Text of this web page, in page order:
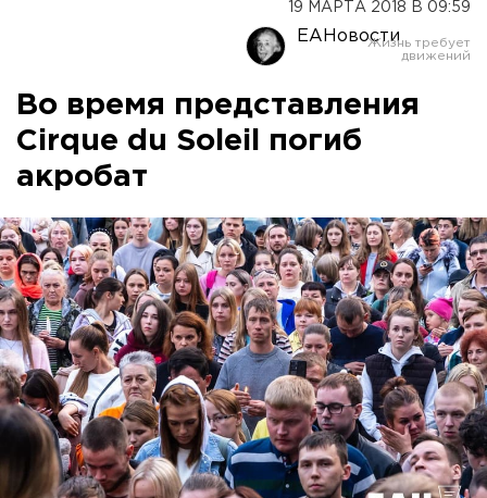
19 МАРТА 2018 В 09:59
ЕАНовости
Во время представления
Cirque du Soleil погиб
акробат